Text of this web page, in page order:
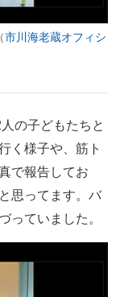
市川海老蔵オフィシ
の子どもたちと
く様子や、筋ト
で報告してお
思ってます。バ
っていました。